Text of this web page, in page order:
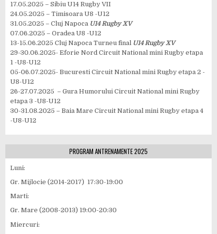
17.05.2025 – Sibiu U14 Rugby VII
24.05.2025 – Timisoara U8 -U12
31.05.2025 – Cluj Napoca U14 Rugby XV
07.06.2025 – Oradea U8 -U12
13-15.06.2025 Cluj Napoca Turneu final U14 Rugby XV
29-30.06.2025- Eforie Nord Circuit National mini Rugby etapa
1 -U8-U12
05-06.07.2025- Bucuresti Circuit National mini Rugby etapa 2 -
U8-U12
26-27.07.2025 – Gura Humorului Circuit National mini Rugby
etapa 3 -U8-U12
30-31.08.2025 – Baia Mare Circuit National mini Rugby etapa 4
-U8-U12
PROGRAM ANTRENAMENTE 2025
Luni:
Gr. Mijlocie (2014-2017) 17:30-19:00
Marti:
Gr. Mare (2008-2013) 19:00-20:30
Miercuri: